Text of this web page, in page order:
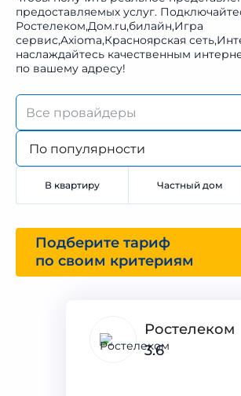
предоставляемых услуг.
Ростелеком,Дом.ru,билайн,Игра
сервис,Axioma,Красноярская
наслаждайтесь качественным
по вашему адресу!
По популярности
В квартиру Частный дом
Подберите тариф
по своим критериям
Ростелеком
3.6